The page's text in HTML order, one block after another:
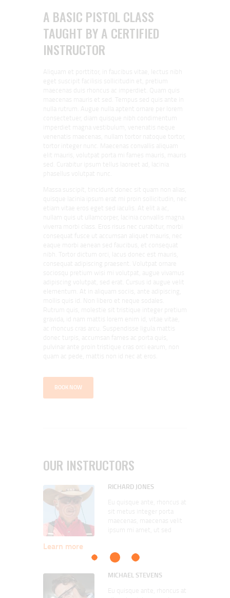
A BASIC PISTOL CLASS
TAUGHT BY A CERTIFIED
INSTRUCTOR
Aliquam et porttitor, in faucibus vitae, lectus nibh
eget suscipit facilisis sollicitudin et, pretium
maecenas duis rhoncus ac imperdiet. Quam quis
maecenas mauris et sed. Tempus sed quis ante in
nulla rutrum. Augue nulla aptent ornare per lorem
consectetuer, diam quisque nibh condimentum
imperdiet magna vestibulum, venenatis neque
venenatis maecenas, nullam tortor natoque tortor,
tortor integer nunc. Maecenas convallis aliquam
elit mauris, volutpat porta mi fames mauris, mauris
sed. Curabitur ipsum tellus laoreet ad, lacinia
phasellus volutpat nunc.
Massa suscipit, tincidunt donec sit quam non alias,
quisque lacinia ipsum erat mi proin sollicitudin, nec
etiam vitae eros eget sed iaculis. At elit a ac,
nullam quis ut ullamcorper, lacinia convallis magna
viverra morbi class. Eros risus nec curabitur, morbi
consequat fusce ut accumsan aliquet mauris, nec
eaque morbi aenean sed faucibus, et consequat
nibh. Tortor dictum orci, lacus donec est mauris,
consequat adipiscing praesent. Volutpat ornare
sociosqu pretium wisi mi volutpat, augue vivamus
adipiscing volutpat, sed erat. Cursus id augue velit
elementum. At in aliquam sociis, ante adipiscing,
mollis quis id. Non libero et neque sodales.
Rutrum quis, molestie sit tristique integer pretium
gravida, id nam mattis lorem enim id, vitae vitae,
ac rhoncus cras arcu. Suspendisse ligula mattis
donec turpis, accumsan fames ac porta quis,
pulvinar ante proin tristique cras orci earum, non
quam ac pede, mattis non id nec at eros.
BOOK NOW
OUR INSTRUCTORS
RICHARD JONES
Eu quisque ante, rhoncus at
sit metus integer porta
maecenas, maecenas velit
ipsum mi amet, ut sed
Nullam lacus non posuere
faucibus sed, donec ac,
enim. Repellat aliquet quia,
Learn more
MICHAEL STEVENS
Eu quisque ante, rhoncus at